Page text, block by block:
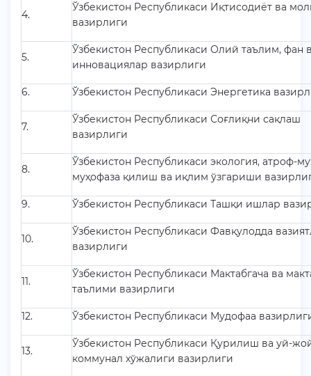
4.
Ўзбекистон Республикаси Иқтисодиёт ва
вазирлиги
5.
Ўзбекистон Республикаси Олий таълим, фан
инновациялар вазирлиги
6. Ўзбекистон Республикаси Энергетика
7.
Ўзбекистон Республикаси Соғлиқни сақлаш
вазирлиги
8.
Ўзбекистон Республикаси экология, атроф-
муҳофаза қилиш ва иқлим ўзгариши
9. Ўзбекистон Республикаси Ташқи ишлар
10.
Ўзбекистон Республикаси Фавқулодда
вазирлиги
11.
Ўзбекистон Республикаси Мактабгача ва
таълими вазирлиги
12. Ўзбекистон Республикаси Мудофаа
13.
Ўзбекистон Республикаси Қурилиш ва уй-
коммунал хўжалиги вазирлиги